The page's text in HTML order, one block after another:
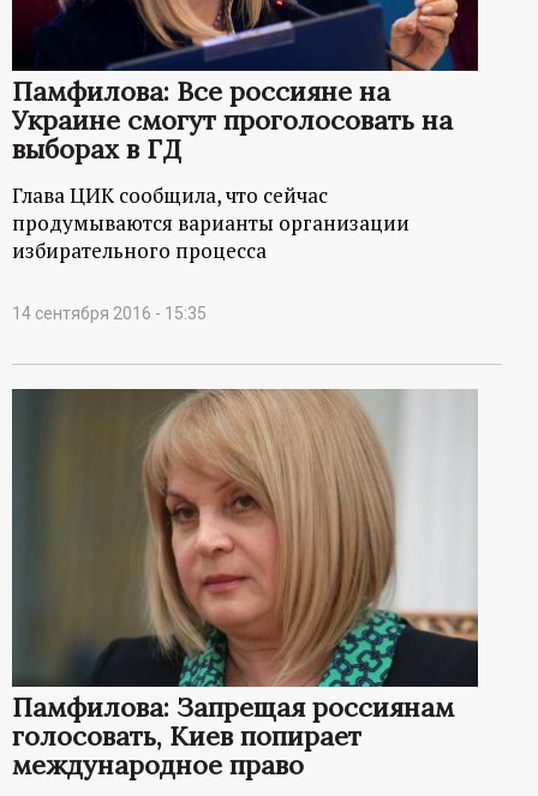
Памфилова: Все россияне на
Украине смогут проголосовать на
выборах в ГД
Глава ЦИК сообщила, что сейчас
продумываются варианты организации
избирательного процесса
14 сентября 2016 - 15:35
Памфилова: Запрещая россиянам
голосовать, Киев попирает
международное право